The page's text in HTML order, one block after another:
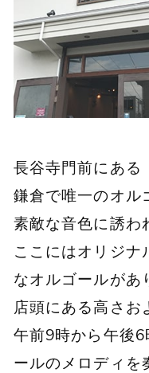
長谷寺門前にある
鎌倉で唯一のオル
素敵な音色に誘わ
ここにはオリジナ
なオルゴールがあ
店頭にある高さお
午前9時から午後
ールのメロディを